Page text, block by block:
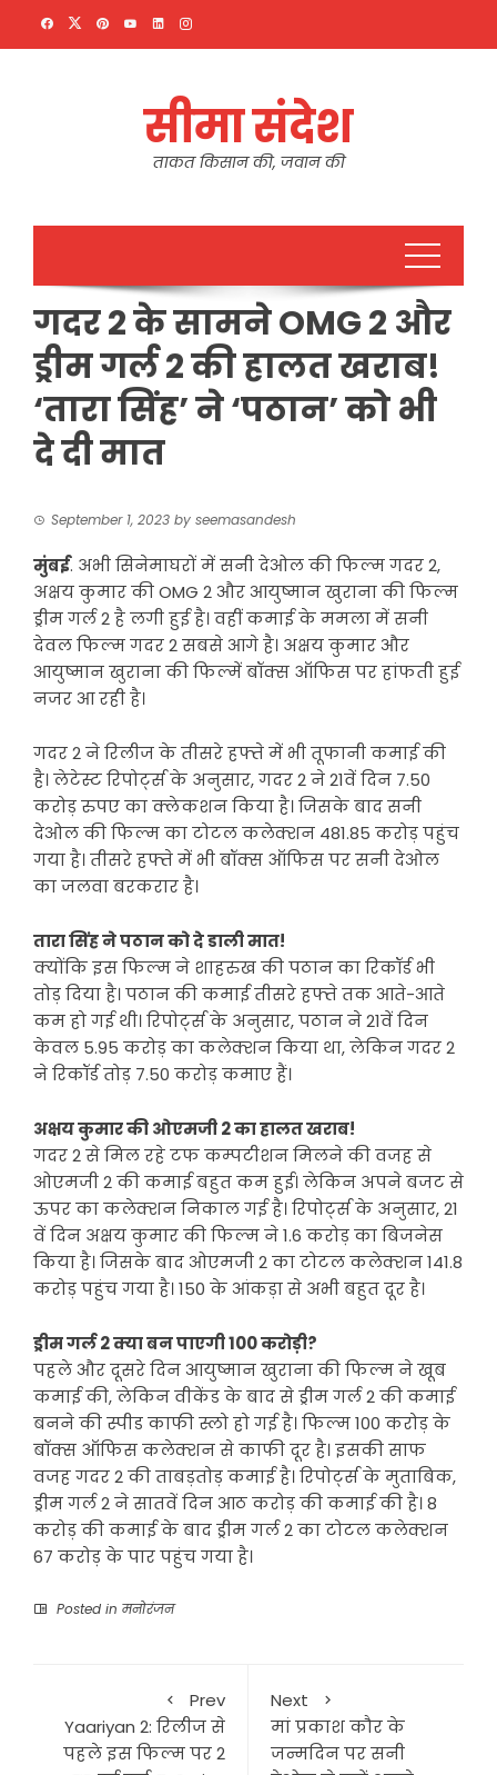
सीमा संदेश
ताकत किसान की, जवान की
गदर 2 के सामने OMG 2 और
ड्रीम गर्ल 2 की हालत खराब!
‘तारा सिंह’ ने ‘पठान’ को भी
दे दी मात
September 1, 2023 by seemasandesh
मुंबई. अभी सिनेमाघरों में सनी देओल की फिल्म गदर 2,
अक्षय कुमार की OMG 2 और आयुष्मान खुराना की फिल्म
ड्रीम गर्ल 2 है लगी हुई है। वहीं कमाई के ममला में सनी
देवल फिल्म गदर 2 सबसे आगे है। अक्षय कुमार और
आयुष्मान खुराना की फिल्में बॉक्स ऑफिस पर हांफती हुई
नजर आ रही है।
गदर 2 ने रिलीज के तीसरे हफ्ते में भी तूफानी कमाई की
है। लेटेस्ट रिपोर्ट्स के अनुसार, गदर 2 ने 21वें दिन 7.50
करोड़ रुपए का क्लेकशन किया है। जिसके बाद सनी
देओल की फिल्म का टोटल कलेक्शन 481.85 करोड़ पहुंच
गया है। तीसरे हफ्ते में भी बॉक्स ऑफिस पर सनी देओल
का जलवा बरकरार है।
तारा सिंह ने पठान को दे डाली मात!
क्योंकि इस फिल्म ने शाहरुख की पठान का रिकॉर्ड भी
तोड़ दिया है। पठान की कमाई तीसरे हफ्ते तक आते-आते
कम हो गई थी। रिपोर्ट्स के अनुसार, पठान ने 21वें दिन
केवल 5.95 करोड़ का कलेक्शन किया था, लेकिन गदर 2
ने रिकॉर्ड तोड़ 7.50 करोड़ कमाए हैं।
अक्षय कुमार की ओएमजी 2 का हालत खराब!
गदर 2 से मिल रहे टफ कम्पटीशन मिलने की वजह से
ओएमजी 2 की कमाई बहुत कम हुई। लेकिन अपने बजट से
ऊपर का कलेक्शन निकाल गई है। रिपोर्ट्स के अनुसार, 21
वें दिन अक्षय कुमार की फिल्म ने 1.6 करोड़ का बिजनेस
किया है। जिसके बाद ओएमजी 2 का टोटल कलेक्शन 141.8
करोड़ पहुंच गया है। 150 के आंकड़ा से अभी बहुत दूर है।
ड्रीम गर्ल 2 क्या बन पाएगी 100 करोड़ी?
पहले और दूसरे दिन आयुष्मान खुराना की फिल्म ने खूब
कमाई की, लेकिन वीकेंड के बाद से ड्रीम गर्ल 2 की कमाई
बनने की स्पीड काफी स्लो हो गई है। फिल्म 100 करोड़ के
बॉक्स ऑफिस कलेक्शन से काफी दूर है। इसकी साफ
वजह गदर 2 की ताबड़तोड़ कमाई है। रिपोर्ट्स के मुताबिक,
ड्रीम गर्ल 2 ने सातवें दिन आठ करोड़ की कमाई की है। 8
करोड़ की कमाई के बाद ड्रीम गर्ल 2 का टोटल कलेक्शन
67 करोड़ के पार पहुंच गया है।
Posted in मनोरंजन
Prev
Yaariyan 2: रिलीज से
पहले इस फिल्म पर 2
Next
मां प्रकाश कौर के
जन्मदिन पर सनी